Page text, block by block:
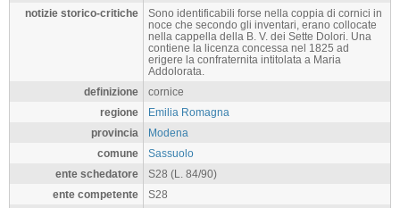
notizie storico-critiche
Sono identificabili forse nella coppia di cornici in
noce che secondo gli inventari, erano collocate
nella cappella della B. V. dei Sette Dolori. Una
contiene la licenza concessa nel 1825 ad
erigere la confraternita intitolata a Maria
Addolorata.
definizione
cornice
regione
Emilia Romagna
provincia
Modena
comune
Sassuolo
ente schedatore
S28 (L. 84/90)
ente competente
S28